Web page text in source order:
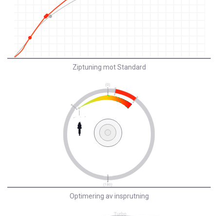
Ziptuning mot Standard
Optimering av insprutning